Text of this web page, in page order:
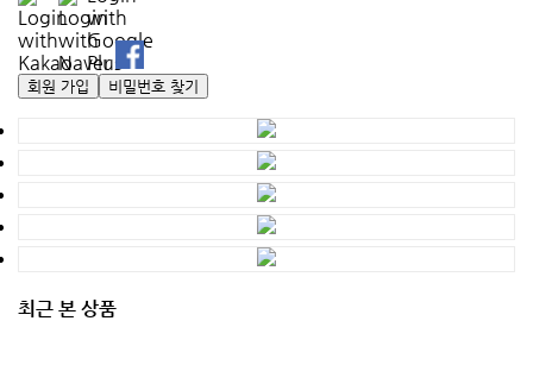
회원 가입 비밀번호 찾기
최근 본 상품